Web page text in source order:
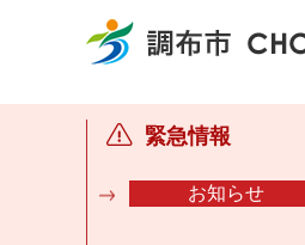
調布市
緊急情報
お知らせ